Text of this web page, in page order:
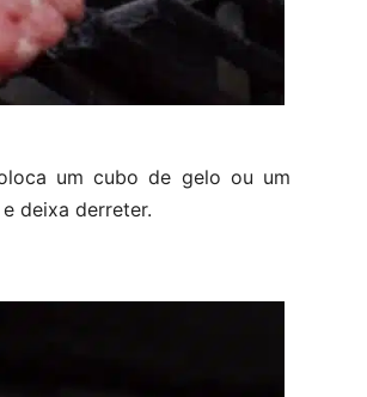
um cubo de gelo ou um
deixa derreter.